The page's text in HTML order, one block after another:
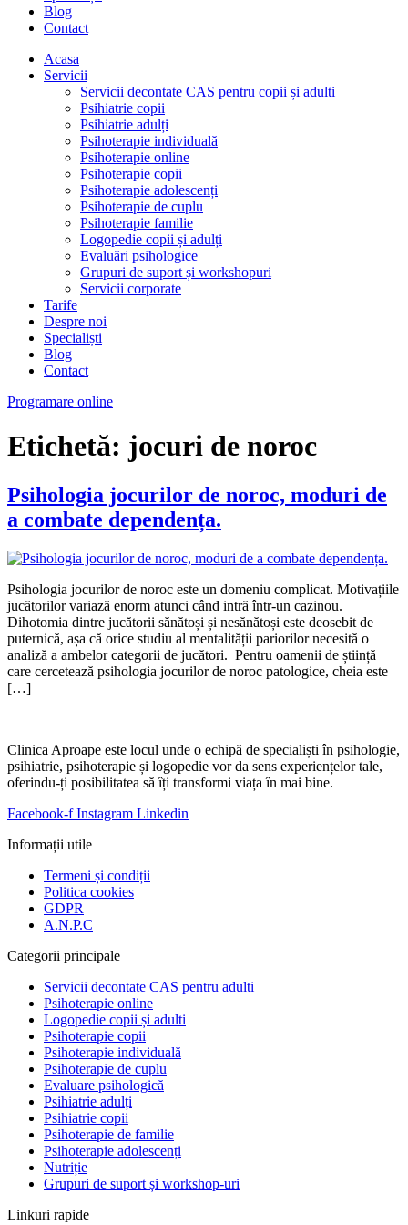
Blog
Contact
Acasa
Servicii
Servicii decontate CAS pentru copii și adulti
Psihiatrie copii
Psihiatrie adulți
Psihoterapie individuală
Psihoterapie online
Psihoterapie copii
Psihoterapie adolescenți
Psihoterapie de cuplu
Psihoterapie familie
Logopedie copii și adulți
Evaluări psihologice
Grupuri de suport și workshopuri
Servicii corporate
Tarife
Despre noi
Specialiști
Blog
Contact
Programare online
Etichetă: jocuri de noroc
Psihologia jocurilor de noroc, moduri de
a combate dependența.
Psihologia jocurilor de noroc este un domeniu complicat. Motivațiile
jucătorilor variază enorm atunci când intră într-un cazinou.
Dihotomia dintre jucătorii sănătoși și nesănătoși este deosebit de
puternică, așa că orice studiu al mentalității pariorilor necesită o
analiză a ambelor categorii de jucători. Pentru oamenii de știință
care cercetează psihologia jocurilor de noroc patologice, cheia este
[…]
Clinica Aproape este locul unde o echipă de specialiști în psihologie,
psihiatrie, psihoterapie și logopedie vor da sens experiențelor tale,
oferindu-ți posibilitatea să îți transformi viața în mai bine.
Facebook-f Instagram Linkedin
Informații utile
Termeni și condiții
Politica cookies
GDPR
A.N.P.C
Categorii principale
Servicii decontate CAS pentru adulti
Psihoterapie online
Logopedie copii și adulti
Psihoterapie copii
Psihoterapie individuală
Psihoterapie de cuplu
Evaluare psihologică
Psihiatrie adulți
Psihiatrie copii
Psihoterapie de familie
Psihoterapie adolescenți
Nutriție
Grupuri de suport și workshop-uri
Linkuri rapide